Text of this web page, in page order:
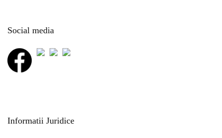
Social media
Informatii Juridice